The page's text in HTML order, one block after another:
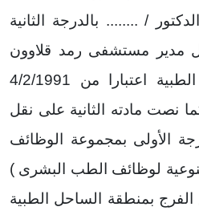
/ ........ بالدرجة الثانية
مدير مستشفى رمد قلاوون
بمنطقة وسط القاهرة الطبية اعتبارا من 4/2/1991
نصت مادته الثانية على نقل
الأولى بمجموعة الوظائف
لوظائف الطب البشرى )
بمنطقة الساحل الطبية